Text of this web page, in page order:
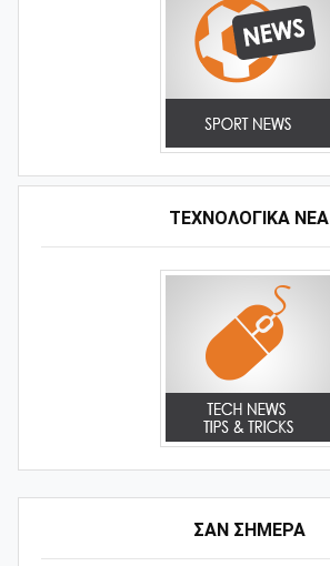
ΤΕΧΝΟΛΟΓΙΚΑ ΝΕΑ
ΣΑΝ ΣΗΜΕΡΑ